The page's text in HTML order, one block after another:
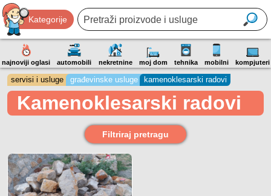
Kategorije
najnoviji oglasi automobili nekretnine moj dom tehnika mobilni kompjuteri
servisi i usluge građevinske usluge kamenoklesarski radovi
Kamenoklesarski radovi
Filtriraj pretragu